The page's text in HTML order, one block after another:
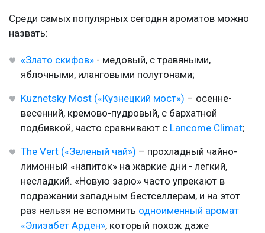
Среди самых популярных сегодня ароматов можно
назвать:
«Злато скифов» - медовый, с травяными,
яблочными, иланговыми полутонами;
Kuznetsky Most («Кузнецкий мост») – осенне-
весенний, кремово-пудровый, с бархатной
подбивкой, часто сравнивают с Lancome Climat;
The Vert («Зеленый чай») – прохладный чайно-
лимонный «напиток» на жаркие дни - легкий,
несладкий. «Новую зарю» часто упрекают в
подражании западным бестселлерам, и на этот
раз нельзя не вспомнить одноименный аромат
«Элизабет Арден», который похож даже